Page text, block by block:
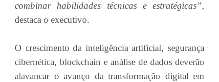
combinar habilidades técnicas e estratégicas”,
destaca o executivo.
O crescimento da inteligência artificial, segurança
cibernética, blockchain e análise de dados deverão
alavancar o avanço da transformação digital em